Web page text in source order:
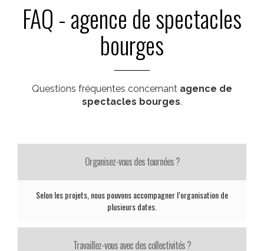
FAQ - agence de spectacles
bourges
Questions fréquentes concernant agence de
spectacles bourges.
Organisez-vous des tournées ?
Selon les projets, nous pouvons accompagner l’organisation de
plusieurs dates.
Travaillez-vous avec des collectivités ?